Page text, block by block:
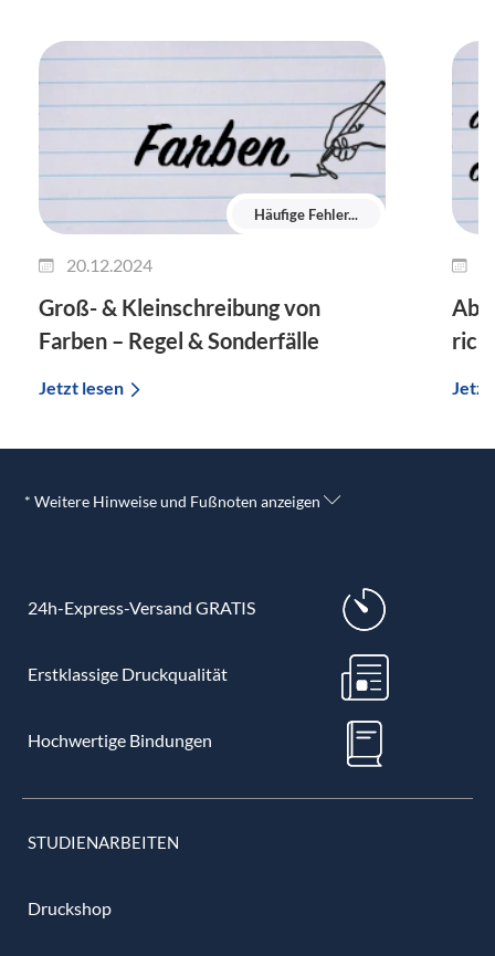
Häufige Fehler...
20.12.2024
Groß- & Kleinschreibung von
Farben – Regel & Sonderfälle
Jetzt lesen
Ab
* Weitere Hinweise und Fußnoten anzeigen
24h-Express-Versand GRATIS
Erstklassige Druckqualität
Hochwertige Bindungen
STUDIENARBEITEN
Druckshop